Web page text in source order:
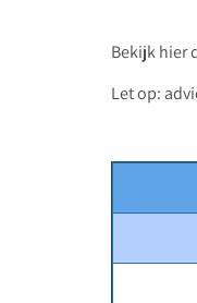
Bekijk hier
Let op: